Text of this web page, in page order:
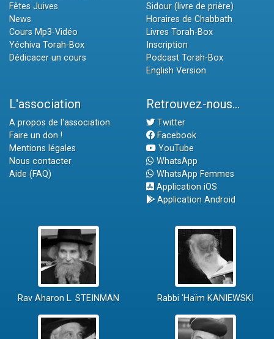
Fêtes Juives
News
Cours Mp3-Vidéo
Yéchiva Torah-Box
Dédicacer un cours
Sidour (livre de prière)
Horaires de Chabbath
Livres Torah-Box
Inscription
Podcast Torah-Box
English Version
L'association
A propos de l'association
Faire un don !
Mentions légales
Nous contacter
Aide (FAQ)
Retrouvez-nous...
Twitter
Facebook
YouTube
WhatsApp
WhatsApp Femmes
Application iOS
Application Android
Rav Aharon L. STEINMAN Rabbi 'Haïm KANIEWSKI